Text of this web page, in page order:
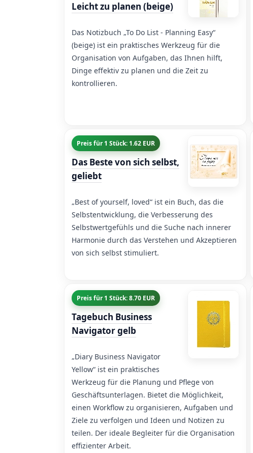
Leicht zu planen (beige)
Das Notizbuch „To Do List - Planning Easy“
(beige) ist ein praktisches Werkzeug für die
Organisation von Aufgaben, das Ihnen hilft,
Dinge effektiv zu planen und die Zeit zu
kontrollieren.
Preis für 1 Stück: 1.62 EUR
Das Beste von sich selbst,
geliebt
„Best of yourself, loved“ ist ein Buch, das die
Selbstentwicklung, die Verbesserung des
Selbstwertgefühls und die Suche nach innerer
Harmonie durch das Verstehen und Akzeptieren
von sich selbst stimuliert.
Preis für 1 Stück: 8.70 EUR
Tagebuch Business
Navigator gelb
„Diary Business Navigator
Yellow“ ist ein praktisches
Werkzeug für die Planung und Pflege von
Geschäftsunterlagen. Bietet die Möglichkeit,
einen Workflow zu organisieren, Aufgaben und
Ziele zu verfolgen und Ideen und Notizen zu
teilen. Der ideale Begleiter für die Organisation
effizienter Arbeit.